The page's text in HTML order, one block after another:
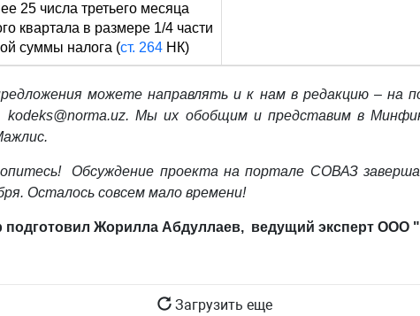
25 числа третьего месяца
квартала в размере 1/4 части
суммы налога (ст. 264НК)
можете направлять и к нам в редакцию – на
Мы их обобщим и представим в
Обсуждение проекта на портале СОВАЗ
Осталось совсем мало времени!
подготовил Жорилла Абдуллаев, ведущий эксперт ООО
Загрузить еще